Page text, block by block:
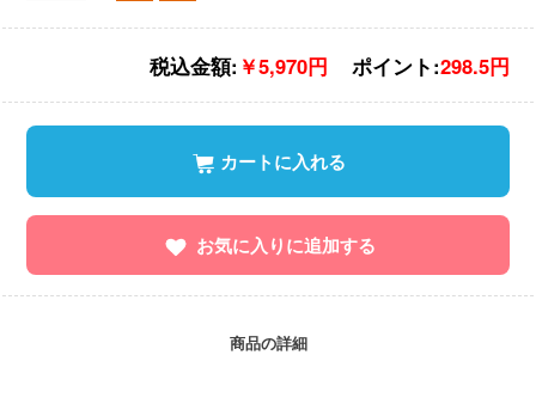
税込金額: ￥5,970円 ポイント:298.5円
カートに入れる
お気に入りに追加する
商品の詳細